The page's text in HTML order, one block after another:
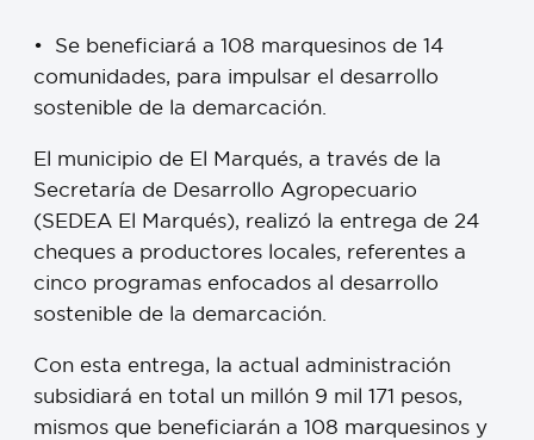
•⁠ ⁠Se beneficiará a 108 marquesinos de 14
comunidades, para impulsar el desarrollo
sostenible de la demarcación.
El municipio de El Marqués, a través de la
Secretaría de Desarrollo Agropecuario
(SEDEA El Marqués), realizó la entrega de 24
cheques a productores locales, referentes a
cinco programas enfocados al desarrollo
sostenible de la demarcación.
Con esta entrega, la actual administración
subsidiará en total un millón 9 mil 171 pesos,
mismos que beneficiarán a 108 marquesinos y